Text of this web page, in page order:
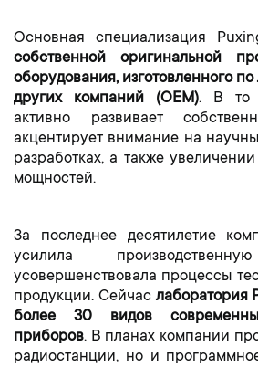
Основная специализация
собственной оригинальной
оборудования, изготовленного
других компаний (OEM). В то
активно развивает
акцентирует внимание на
разработках, а также
мощностей.
За последнее десятилетие
усилила
усовершенствовала процессы
продукции. Сейчас лаборатория
более 30 видов
приборов. В планах компании
радиостанции, но и